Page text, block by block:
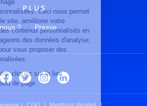
et l'affichage
et non personnalisées. Ceci nous permet
sur le site, améliorer votre
présenter des contenus personnalisés en
Nous partageons des données d'analyse,
à Google pour vous proposer des
et non-personnalisées.
par la suite, cliquez sur le lien
situé dans le pied de page.
PLUS
? Presse